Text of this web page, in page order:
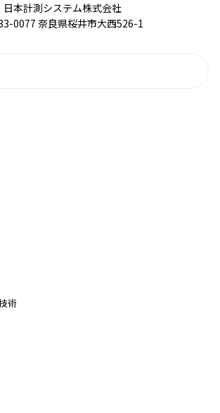
日本計測システム株式会社
0077 奈良県桜井市大西526-1
術